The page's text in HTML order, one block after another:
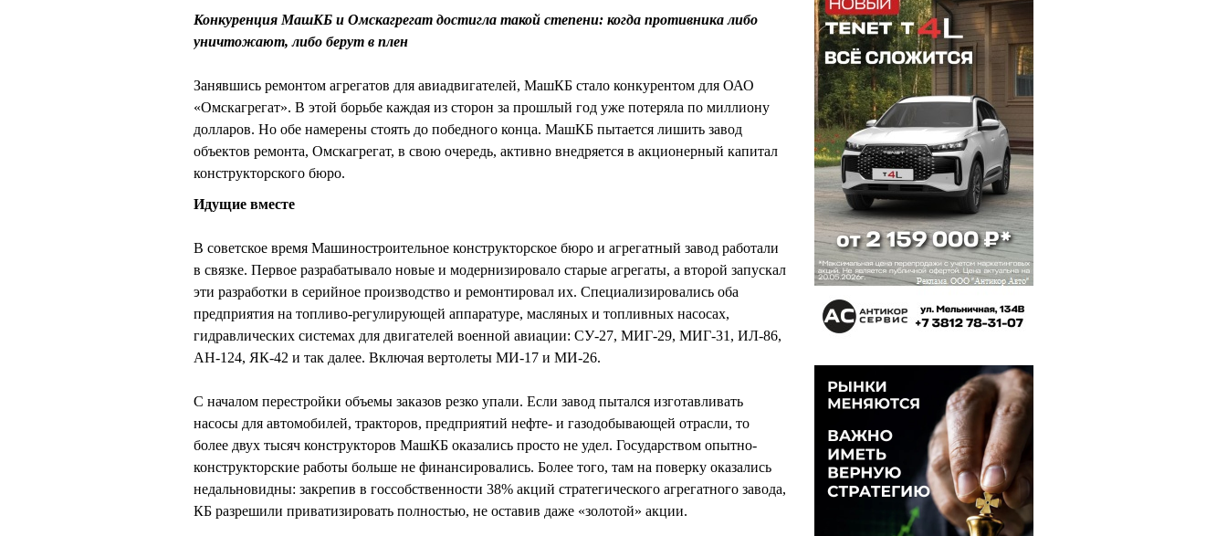
Конкуренция МашКБ и Омскагрегат достигла такой степени: когда противника либо
уничтожают, либо берут в плен
Занявшись ремонтом агрегатов для авиадвигателей, МашКБ стало конкурентом для ОАО
«Омскагрегат». В этой борьбе каждая из сторон за прошлый год уже потеряла по миллиону
долларов. Но обе намерены стоять до победного конца. МашКБ пытается лишить завод
объектов ремонта, Омскагрегат, в свою очередь, активно внедряется в акционерный капитал
конструкторского бюро.
Идущие вместе
В советское время Машиностроительное конструкторское бюро и агрегатный завод работали
в связке. Первое разрабатывало новые и модернизировало старые агрегаты, а второй запускал
эти разработки в серийное производство и ремонтировал их. Специализировались оба
предприятия на топливо-регулирующей аппаратуре, масляных и топливных насосах,
гидравлических системах для двигателей военной авиации: СУ-27, МИГ-29, МИГ-31, ИЛ-86,
АН-124, ЯК-42 и так далее. Включая вертолеты МИ-17 и МИ-26.
С началом перестройки объемы заказов резко упали. Если завод пытался изготавливать
насосы для автомобилей, тракторов, предприятий нефте- и газодобывающей отрасли, то
более двух тысяч конструкторов МашКБ оказались просто не удел. Государством опытно-
конструкторские работы больше не финансировались. Более того, там на поверку оказались
недальновидны: закрепив в госсобственности 38% акций стратегического агрегатного завода,
КБ разрешили приватизировать полностью, не оставив даже «золотой» акции.